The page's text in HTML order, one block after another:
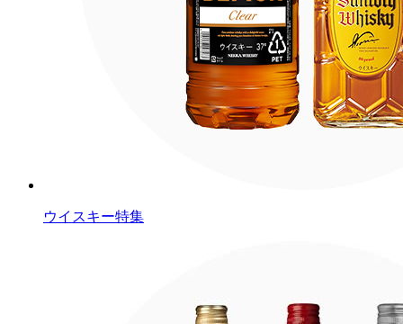
ウイスキー特集